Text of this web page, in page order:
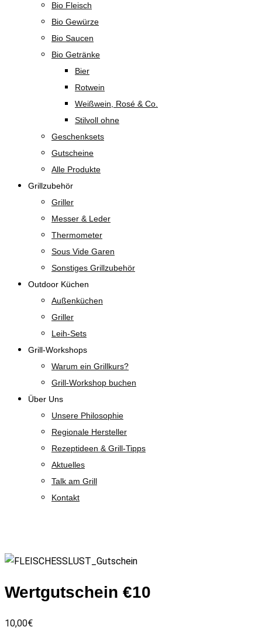
Bio Fleisch
Bio Gewürze
Bio Saucen
Bio Getränke
Bier
Rotwein
Weißwein, Rosé & Co.
Stilvoll ohne
Geschenksets
Gutscheine
Alle Produkte
Grillzubehör
Griller
Messer & Leder
Thermometer
Sous Vide Garen
Sonstiges Grillzubehör
Outdoor Küchen
Außenküchen
Griller
Leih-Sets
Grill-Workshops
Warum ein Grillkurs?
Grill-Workshop buchen
Über Uns
Unsere Philosophie
Regionale Hersteller
Rezeptideen & Grill-Tipps
Aktuelles
Talk am Grill
Kontakt
Zoom
Wertgutschein €10
10,00€